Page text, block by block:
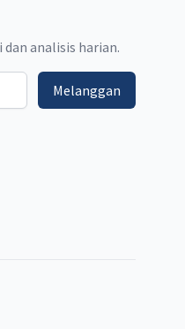
analisis harian.
Melanggan